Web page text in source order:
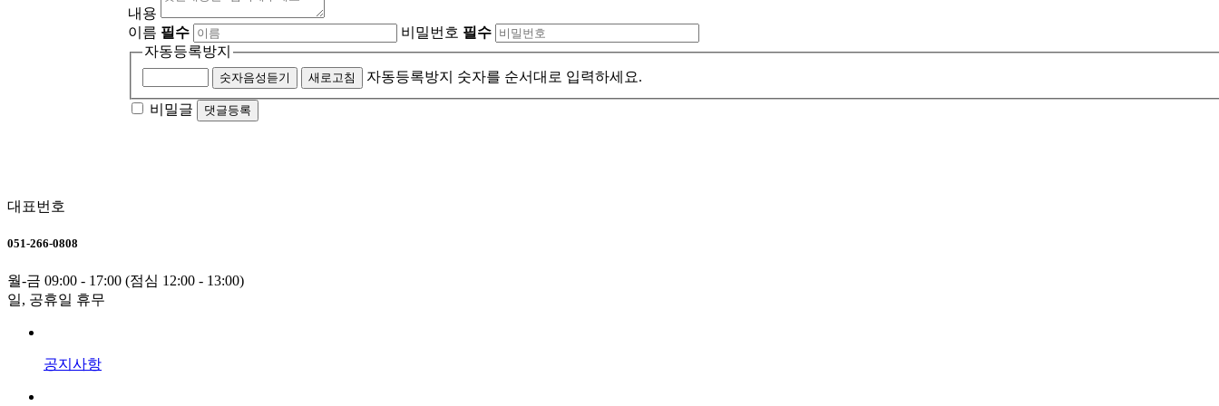
내용
이름 필수 비밀번호 필수
자동등록방지
숫자음성듣기 새로고침 자동등록방지 숫자를 순서대로 입력하세요.
비밀글 댓글등록
대표번호
051-266-0808
월-금 09:00 - 17:00 (점심 12:00 - 13:00)
일, 공휴일 휴무
공지사항